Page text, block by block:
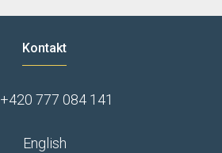
Kontakt
+420 777 084 141
English